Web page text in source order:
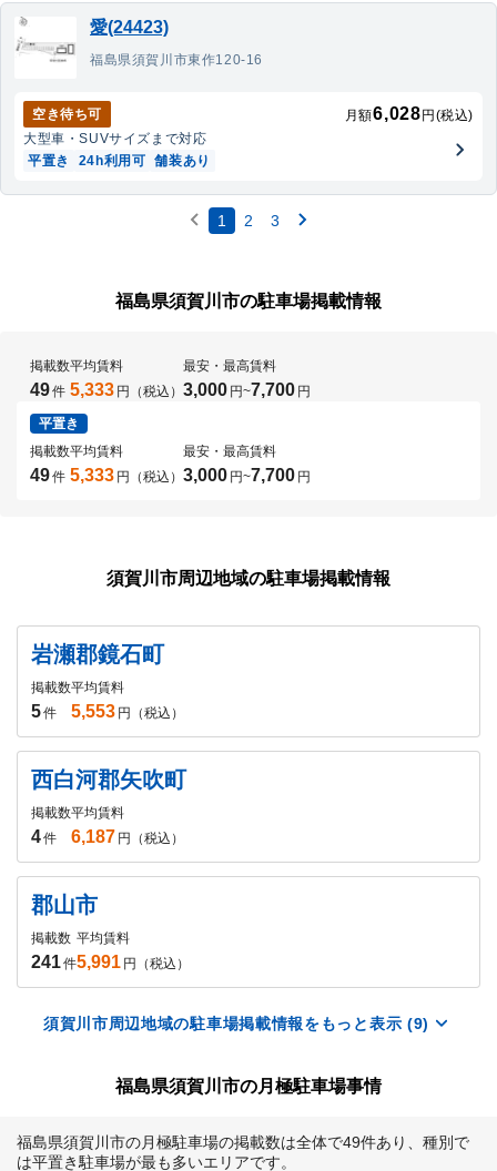
愛(24423)
福島県須賀川市東作120-16
空き待ち可 月額6,028 円(税込)
大型車・SUVサイズまで対応
平置き
24h利用可 舗装あり
1 2 3
福島県須賀川市の駐車場掲載情報
掲載数
49件
平均賃料
5,333 円（税込）
最安・最高賃料
3,000 円~7,700 円
平置き
掲載数
49件
平均賃料
5,333 円（税込）
最安・最高賃料
3,000 円~7,700 円
須賀川市周辺地域の駐車場掲載情報
岩瀬郡鏡石町
掲載数
5件
平均賃料
5,553 円（税込）
西白河郡矢吹町
掲載数
4件
平均賃料
6,187 円（税込）
郡山市
掲載数
241件
平均賃料
5,991 円（税込）
須賀川市周辺地域の駐車場掲載情報をもっと表示 (9)
福島県須賀川市の月極駐車場事情
福島県須賀川市の月極駐車場の掲載数は全体で49件あり、種別で
は平置き駐車場が最も多いエリアです。